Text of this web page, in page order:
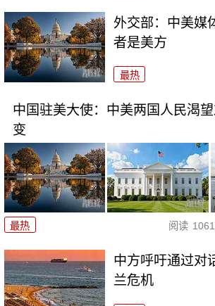
外交部：中美媒
者是美方
最热
中国驻美大使：中美两国人民渴
变
最热 阅读
中方呼吁通过对
兰危机